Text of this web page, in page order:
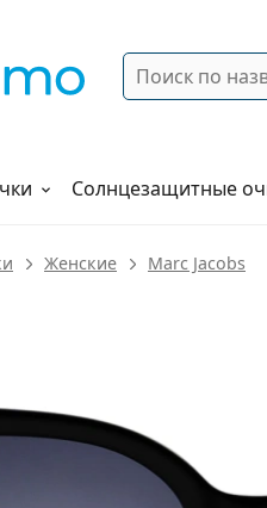
Поиск
Солнцезащитные
Женские Marc Jacobs